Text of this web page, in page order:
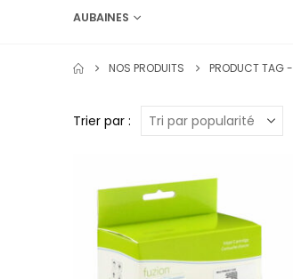
AUBAINES
NOS PRODUITS PRODUCT TAG -
Trier par :